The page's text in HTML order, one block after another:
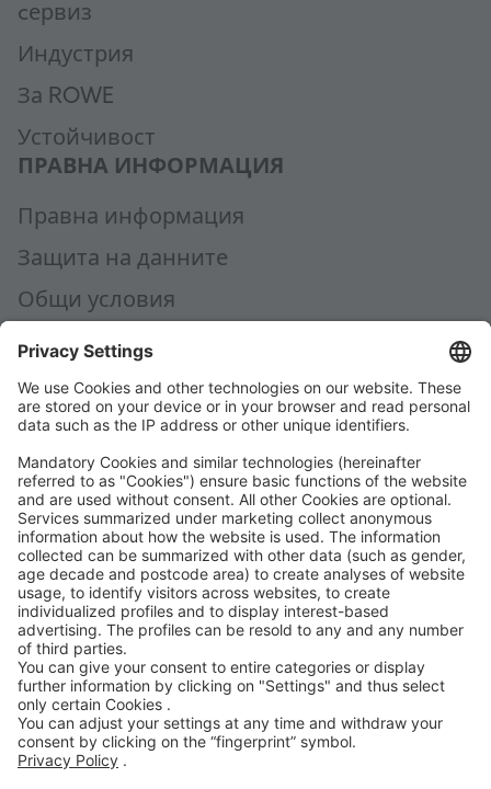
cервиз
Индустрия
За ROWE
Устойчивост
ПРАВНА ИНФОРМАЦИЯ
Правна информация
Защита на данните
Общи условия
AEB
Code of Conduct
Accessibility Statement
ROWE SOCIAL
СЕРТИФИЦИРАНО ОТ
НИЕ ПОДКРЕПЯМЕ